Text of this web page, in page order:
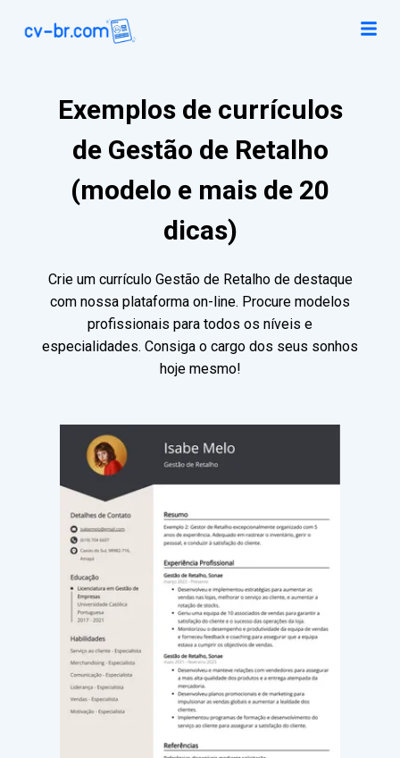
Exemplos de currículos
de Gestão de Retalho
(modelo e mais de 20
dicas)
Crie um currículo Gestão de Retalho de destaque
com nossa plataforma on-line. Procure modelos
profissionais para todos os níveis e
especialidades. Consiga o cargo dos seus sonhos
hoje mesmo!